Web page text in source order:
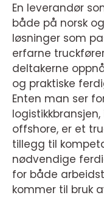
En leverandør
både på norsk
løsninger som
erfarne
deltakerne
og praktiske
Enten man ser
offshore, er et
tillegg til
nødvendige
for både
kommer til bruk